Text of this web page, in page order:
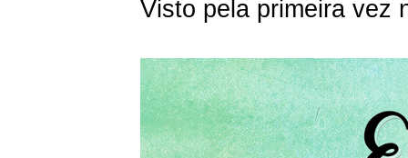
Visto pela primeira vez